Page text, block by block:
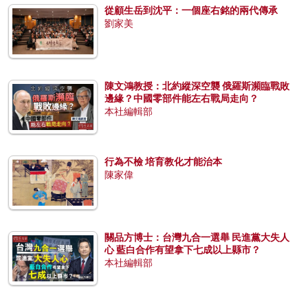
從顧生岳到沈平：一個座右銘的兩代傳承
劉家美
陳文鴻教授：北約縱深空襲 俄羅斯瀕臨戰敗
邊緣？中國零部件能左右戰局走向？
本社編輯部
行為不檢 培育教化才能治本
陳家偉
關品方博士：台灣九合一選舉 民進黨大失人
心 藍白合作有望拿下七成以上縣市？
本社編輯部